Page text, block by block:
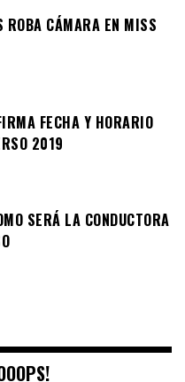
ROBA CÁMARA EN MISS
FECHA Y HORARIO
2019
SERÁ LA CONDUCTORA